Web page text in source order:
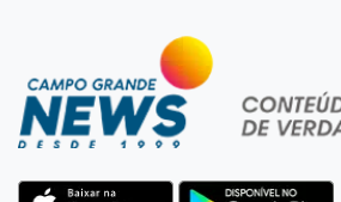
Chapadão do Sul
Homem é baleado após
policiais militares
22:42Resumão